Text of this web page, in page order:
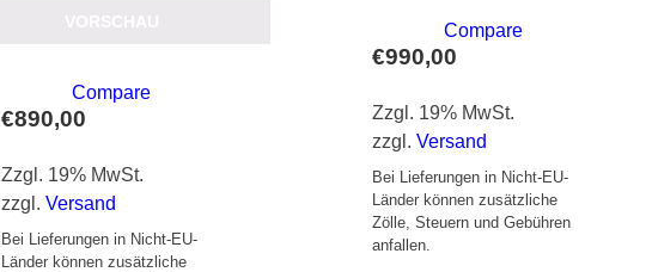
€890,00
Zzgl. 19% MwSt.
zzgl.Versand
Bei Lieferungen in Nicht-EU-
Länder können zusätzliche
Compare
€990,00
Zzgl. 19% MwSt.
zzgl.Versand
Bei Lieferungen in Nicht-EU-
Länder können zusätzliche
Zölle, Steuern und Gebühren
anfallen.
Compare